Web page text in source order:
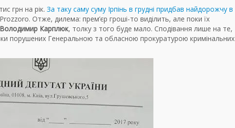
грн на рік. За таку саму суму Ірпінь в грудні придбав найдорожчу в
Отже, дилема: прем’єр гроші-то виділить, але поки їх
Володимир Карплюк, толку з того буде мало. Сподівання лише на те,
порушених Генеральною та обласною прокуратурою кримінальних